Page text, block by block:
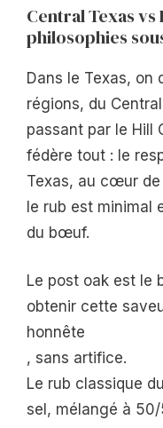
Central Texas vs
philosophies
Dans le Texas, on
régions, du
passant par le Hill
fédère tout : le
Texas, au cœur de
le rub est minimal
du bœuf.
Le post oak est le
obtenir cette
honnête
, sans artifice.
Le rub classique
sel, mélangé à